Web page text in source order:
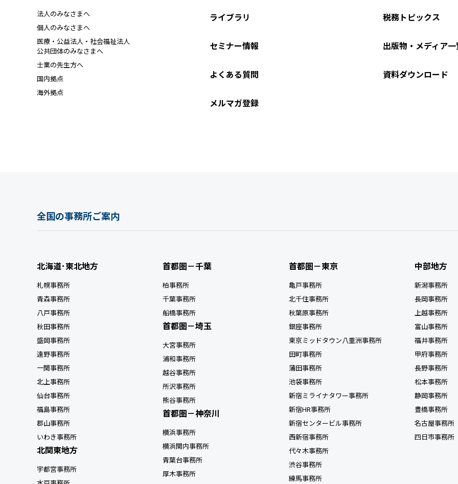
法人のみなさまへ
個人のみなさまへ
医療・公益法人・社会福祉法人
公共団体のみなさまへ
士業の先生方へ
国内拠点
海外拠点
ライブラリ
セミナー情報
よくある質問
メルマガ登録
税務トピックス
出版物・メディア
資料ダウンロード
全国の事務所ご案内
北海道･東北地方
札幌事務所
青森事務所
八戸事務所
秋田事務所
盛岡事務所
遠野事務所
一関事務所
北上事務所
仙台事務所
福島事務所
郡山事務所
いわき事務所
北関東地方
宇都宮事務所
首都圏－千葉
柏事務所
千葉事務所
船橋事務所
首都圏－埼玉
大宮事務所
浦和事務所
越谷事務所
所沢事務所
熊谷事務所
首都圏－神奈川
横浜事務所
横浜関内事務所
青葉台事務所
厚木事務所
首都圏－東京
亀戸事務所
北千住事務所
秋葉原事務所
銀座事務所
東京ミッドタウン八重洲事務所
田町事務所
蒲田事務所
池袋事務所
新宿ミライナタワー事務所
新宿HR事務所
新宿センタービル事務所
西新宿事務所
代々木事務所
渋谷事務所
練馬事務所
中部地方
新潟事務所
長岡事務所
上越事務所
富山事務所
福井事務所
甲府事務所
長野事務所
松本事務所
静岡事務所
豊橋事務所
名古屋事務所
四日市事務所